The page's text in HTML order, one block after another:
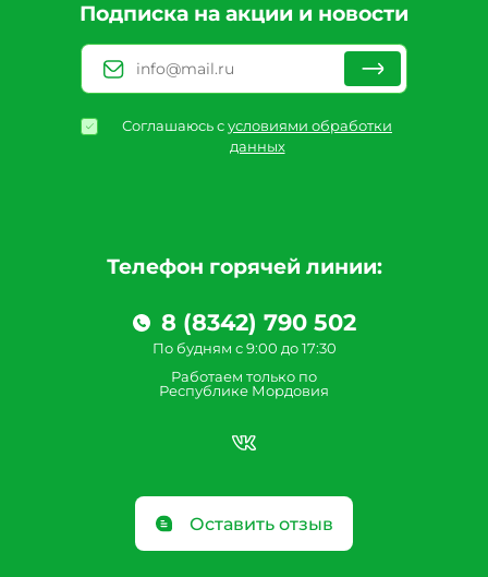
Телефон горячей линии:
8 (8342) 790 502
По будням с 9:00 до 17:30
Работаем только по
Республике Мордовия
Оставить отзыв
Подписка на акции и новости
Соглашаюсь сусловиями обработки
данных